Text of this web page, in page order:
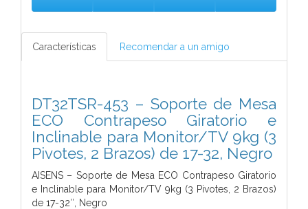
Características Recomendar a un amigo
DT32TSR-453 – Soporte de Mesa
ECO Contrapeso Giratorio e
Inclinable para Monitor/TV 9kg (3
Pivotes, 2 Brazos) de 17-32, Negro
AISENS – Soporte de Mesa ECO Contrapeso Giratorio
e Inclinable para Monitor/TV 9kg (3 Pivotes, 2 Brazos)
de 17-32″, Negro